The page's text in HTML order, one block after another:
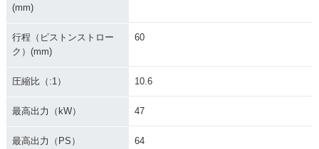
ジ
(mm)
行程（ピストンストロー
ク）(mm)
60
圧縮比（:1） 10.6
最高出力（kW） 47
最高出力（PS） 64